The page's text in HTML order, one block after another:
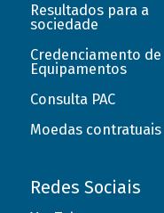
Resultados para a
sociedade
Credenciamento de
Equipamentos
Consulta PAC
Moedas contratuais
Redes Sociais